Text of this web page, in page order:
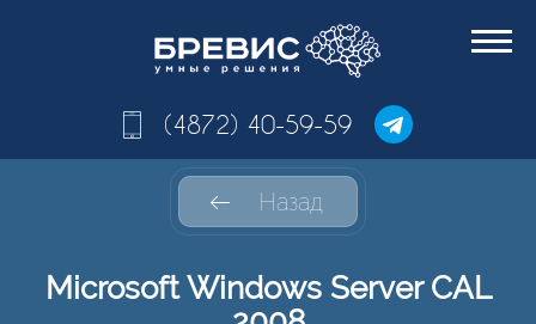
(4872) 40-59-59
Назад
Microsoft Windows Server CAL